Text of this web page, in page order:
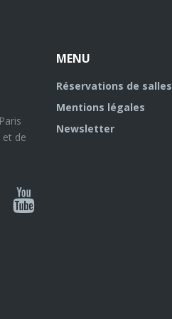
de
Canal
MENU
Réservations de salles
Mentions légales
Newsletter